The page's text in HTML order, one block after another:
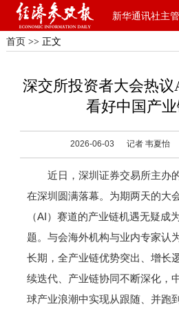
新华通讯社主管
首页 >> 正文
深交所投资者大会热
看好中国产
2026-06-03 记者 韦夏怡
近日，深圳证券交易所主办
在深圳圆满落幕。为期两天的大
（AI）赛道的产业链机遇无疑成
题。与会海外机构与业内专家认
长期，全产业链优势突出、增长
续迭代、产业链协同不断深化，
球产业浪潮中实现从跟随、并跑